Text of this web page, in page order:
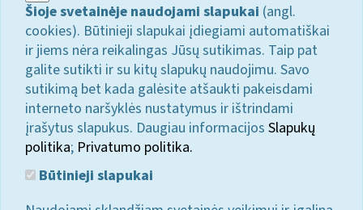
Šioje svetainėje naudojami slapukai (angl.
cookies). Būtinieji slapukai įdiegiami automatiškai
ir jiems nėra reikalingas Jūsų sutikimas. Taip pat
galite sutikti ir su kitų slapukų naudojimu. Savo
sutikimą bet kada galėsite atšaukti pakeisdami
interneto naršyklės nustatymus ir ištrindami
įrašytus slapukus. Daugiau informacijos Slapukų
politika; Privatumo politika.
Būtinieji slapukai